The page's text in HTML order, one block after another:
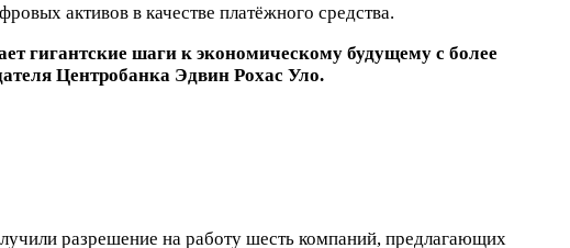
активов в качестве платёжного средства.
гигантские шаги к экономическому будущему с более
Центробанка Эдвин Рохас Уло.
разрешение на работу шесть компаний, предлагающих